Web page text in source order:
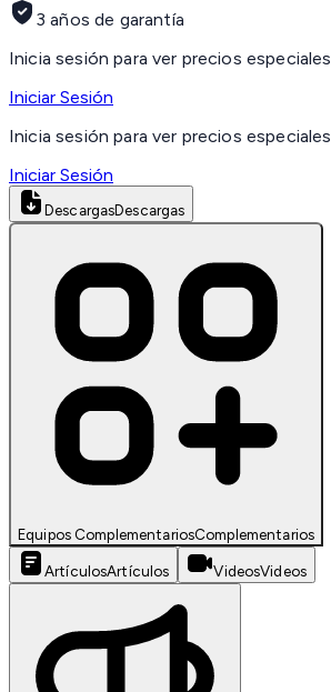
3 años de garantía
Inicia sesión para ver precios especiales
Iniciar Sesión
Inicia sesión para ver precios especiales
Iniciar Sesión
DescargasDescargas
Equipos ComplementariosComplementarios
ArtículosArtículos VideosVideos